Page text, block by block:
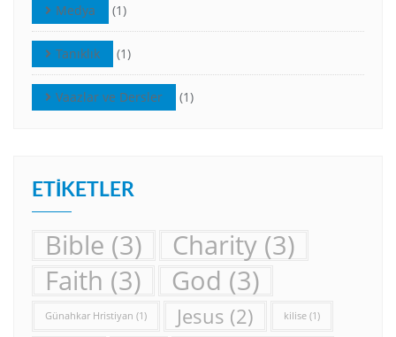
Medya (1)
Tanıklık (1)
Vaazlar ve Dersler (1)
ETIKETLER
Bible (3) Charity (3)
Faith (3) God (3)
Günahkar Hristiyan (1) Jesus (2) kilise (1)